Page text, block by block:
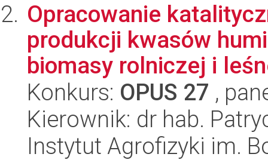
Opracowanie
produkcji kwasów
biomasy rolniczej i
Konkurs: OPUS 27 ,
Kierownik: dr hab.
Instytut Agrofizyki im.